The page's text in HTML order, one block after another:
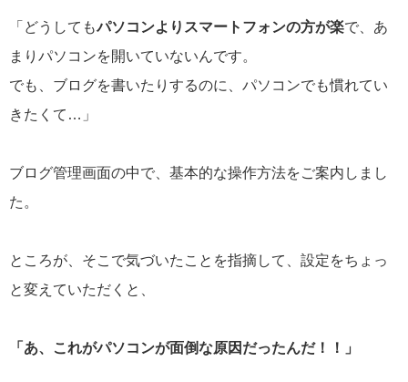
「どうしてもパソコンよりスマートフォンの方が楽で、あ
まりパソコンを開いていないんです。
でも、ブログを書いたりするのに、パソコンでも慣れてい
きたくて…」
ブログ管理画面の中で、基本的な操作方法をご案内しまし
た。
ところが、そこで気づいたことを指摘して、設定をちょっ
と変えていただくと、
「あ、これがパソコンが面倒な原因だったんだ！！」